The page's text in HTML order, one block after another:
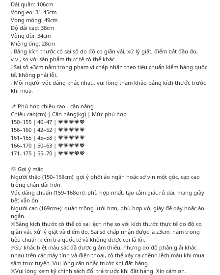
Dài quần: 106cm
Vòng eo: 31-45cm
Vòng mông: 49cm
Độ dài cạp: 38cm
Vòng đùi: 34cm
Miệng ống: 28cm
❕ Bảng kích thước có sai số do độ co giãn vải, xử lý giặt, điểm bắt đầu đo,
v.v., so với sản phẩm thực tế có thể khác.
❕ Sai số ±3cm nằm trong phạm vi chấp nhận theo tiêu chuẩn kiểm hàng quốc
tế, không phải lỗi.
❕ Mỗi người vóc dáng khác nhau, vui lòng tham khảo bảng kích thước trước
khi mua.
📌 Phù hợp chiều cao - cân nặng
Chiều cao(cm) | Cân nặng(kg) | Mức phù hợp
150–155 | 40–47 | 💗💗💗💗💖
156–160 | 42–52 | 💗💗💗💗💗
161–165 | 45–58 | 💗💗💗💗💗
166–170 | 50–63 | 💗💗💗💗💖
171–175 | 55–70 | 💗💗💗💖💖
💡 Gợi ý mặc
Người thấp (150–158cm): gợi ý phối áo ngắn hoặc sơ vin một góc, cạp cao
trông chân dài hơn.
Vóc dáng chuẩn (159–168cm): phù hợp nhất, tạo cảm giác rủ dài, mang giày
bệt vẫn ổn.
Người cao (169cm+): quần trông lười hơn, phù hợp với giày đế dày hoặc áo
ngắn.
※Bảng kích thước có thể có sai lệch nhẹ so với kích thước thực tế do độ co
giãn vải, xử lý giặt và điểm đo. Sai số chấp nhận được là ±3cm, nằm trong
tiêu chuẩn kiểm tra quốc tế và không được coi là lỗi.
※Sự khác biệt màu sắc đã được giảm thiểu, nhưng do độ phân giải khác
nhau trên các máy tính và điện thoại, có thể xảy ra chênh lệch màu khi mua
sắm trực tuyến. Vui lòng cân nhắc trước khi đặt hàng.
※Vui lòng xem kỹ chính sách đổi trả trước khi đặt hàng. Xin cảm ơn.